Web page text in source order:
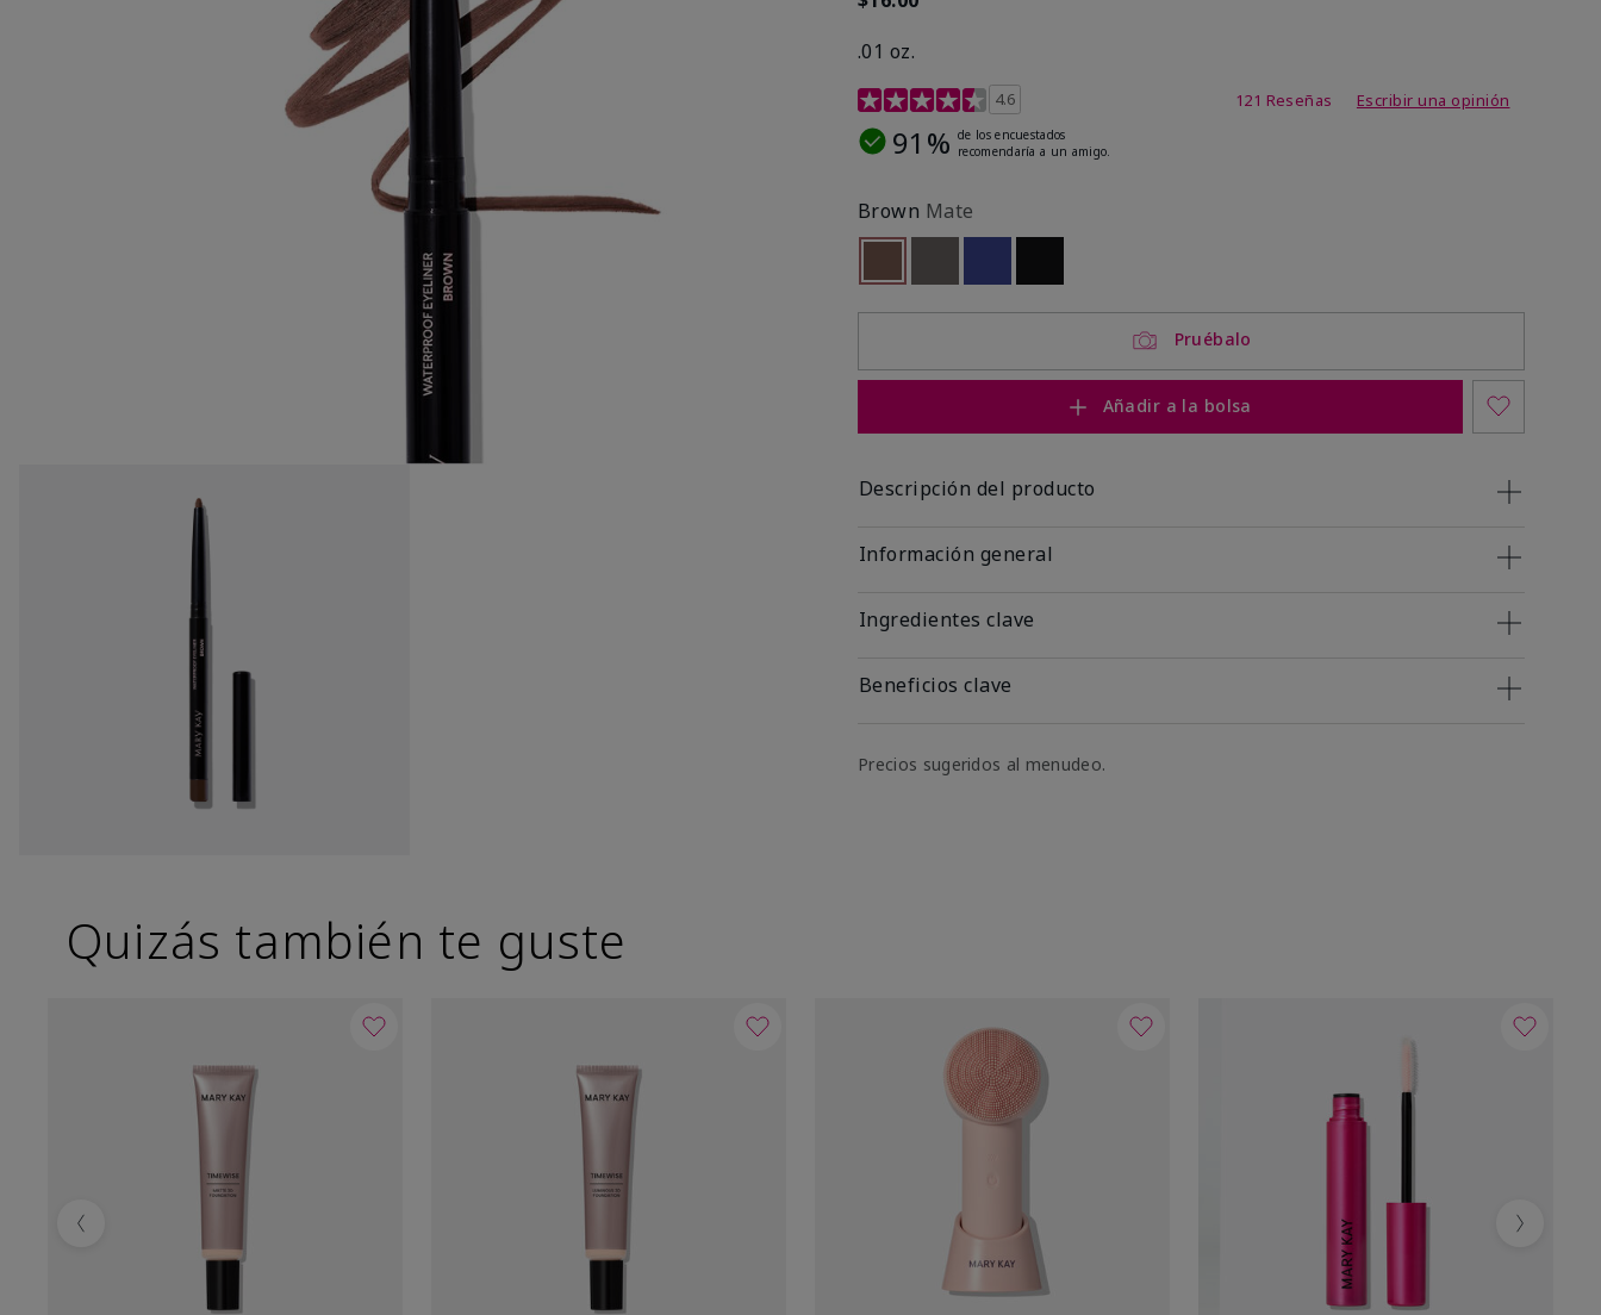
.01 oz.
Calificación de clientes de 4,1 de 5
4.6 121 Reseñas Escribir una opinión
91% de los encuestados
recomendaría a un amigo.
Brown Mate
Pruébalo
Añadir a la bolsa
Descripción del producto
Información general
Ingredientes clave
Beneficios clave
Precios sugeridos al menudeo.
Quizás también te guste
Previous Next